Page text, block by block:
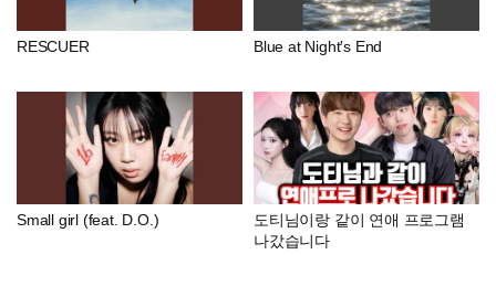
RESCUER Blue at Night′s End
Small girl (feat. D.O.)
도티님이랑 같이 연애 프로그램
나갔습니다